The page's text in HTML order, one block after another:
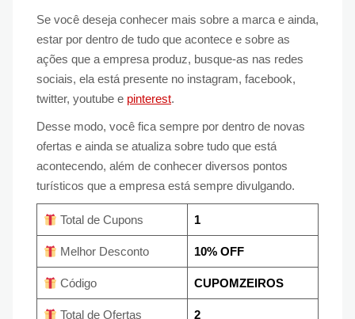
Se você deseja conhecer mais sobre a marca e ainda,
estar por dentro de tudo que acontece e sobre as
ações que a empresa produz, busque-as nas redes
sociais, ela está presente no instagram, facebook,
twitter, youtube e pinterest.
Desse modo, você fica sempre por dentro de novas
ofertas e ainda se atualiza sobre tudo que está
acontecendo, além de conhecer diversos pontos
turísticos que a empresa está sempre divulgando.
Total de Cupons 1
Melhor Desconto 10% OFF
Código CUPOMZEIROS
Total de Ofertas 2